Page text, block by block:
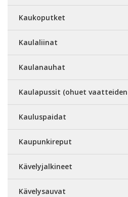
Kaukoputket
Kaulaliinat
Kaulanauhat
Kaulapussit (ohuet
Kauluspaidat
Kaupunkireput
Kävelyjalkineet
Kävelysauvat